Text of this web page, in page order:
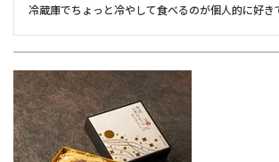
冷蔵庫でちょっと冷やして食べるのが個人的に好き